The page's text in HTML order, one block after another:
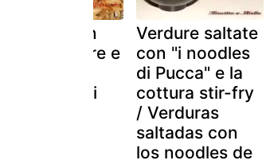
con
verdure e
Verdure saltate
con "i noodles
di Pucca" e la
cottura stir-fry
/ Verduras
saltadas con
los noodles de